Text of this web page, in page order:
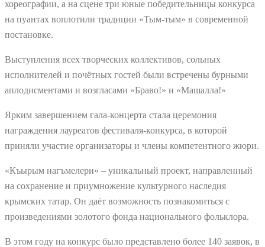
хореографии, а на сцене три юные победительницы конкурса
на пуантах воплотили традиции «Тым-тым» в современной
постановке.
Выступления всех творческих коллективов, сольных
исполнителей и почётных гостей были встречены бурными
аплодисментами и возгласами «Браво!» и «Машалла!»
Ярким завершением гала-концерта стала церемония
награждения лауреатов фестиваля-конкурса, в которой
приняли участие организаторы и члены компетентного жюри.
«Къырым нагъмелери» – уникальный проект, направленный
на сохранение и приумножение культурного наследия
крымских татар. Он даёт возможность познакомиться с
произведениями золотого фонда национального фольклора.
В этом году на конкурс было представлено более 140 заявок, в